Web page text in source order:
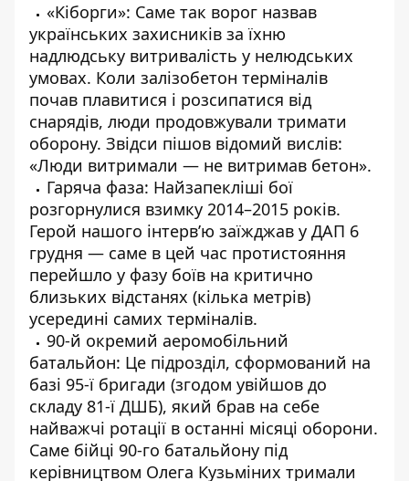
«Кіборги»: Саме так ворог назвав
українських захисників за їхню
надлюдську витривалість у нелюдських
умовах. Коли залізобетон терміналів
почав плавитися і розсипатися від
снарядів, люди продовжували тримати
оборону. Звідси пішов відомий вислів:
«Люди витримали — не витримав бетон».
Гаряча фаза: Найзапекліші бої
розгорнулися взимку 2014–2015 років.
Герой нашого інтерв’ю заїжджав у ДАП 6
грудня — саме в цей час протистояння
перейшло у фазу боїв на критично
близьких відстанях (кілька метрів)
усередині самих терміналів.
90-й окремий аеромобільний
батальйон: Це підрозділ, сформований на
базі 95-ї бригади (згодом увійшов до
складу 81-ї ДШБ), який брав на себе
найважчі ротації в останні місяці оборони.
Саме бійці 90-го батальйону під
керівництвом Олега Кузьміних тримали